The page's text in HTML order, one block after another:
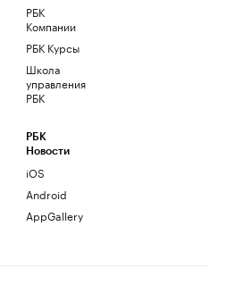
РБК
Компании
РБК Курсы
Школа
управления
РБК
РБК
Новости
iOS
Android
AppGallery